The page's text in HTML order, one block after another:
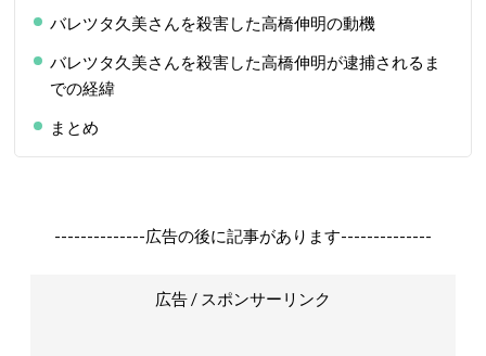
バレツタ久美さんを殺害した高橋伸明の動機
バレツタ久美さんを殺害した高橋伸明が逮捕されるま
での経緯
まとめ
--------------広告の後に記事があります--------------
広告 / スポンサーリンク